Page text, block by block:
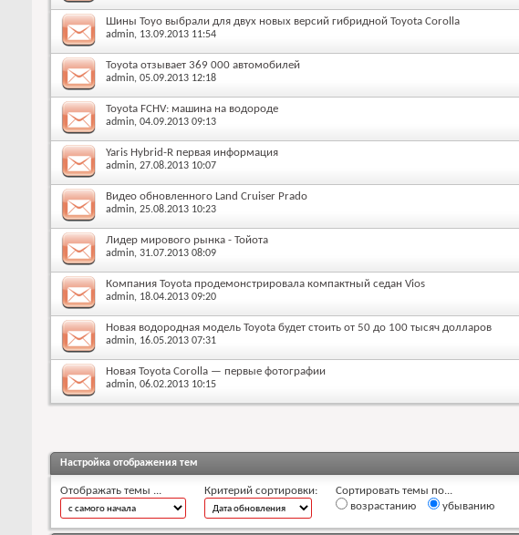
Шины Toyo выбрали для двух новых версий гибридной Toyota Corolla
admin, 13.09.2013 11:54
Toyota отзывает 369 000 автомобилей
admin, 05.09.2013 12:18
Toyota FCHV: машина на водороде
admin, 04.09.2013 09:13
Yaris Hybrid-R первая информация
admin, 27.08.2013 10:07
Видео обновленного Land Cruiser Prado
admin, 25.08.2013 10:23
Лидер мирового рынка - Тойота
admin, 31.07.2013 08:09
Компания Toyota продемонстрировала компактный седан Vios
admin, 18.04.2013 09:20
Новая водородная модель Toyota будет стоить от 50 до 100 тысяч долларов
admin, 16.05.2013 07:31
Новая Toyota Corolla — первые фотографии
admin, 06.02.2013 10:15
Настройка отображения тем
Отображать темы ... Критерий сортировки:
Сортировать темы по...
возрастанию
убыванию